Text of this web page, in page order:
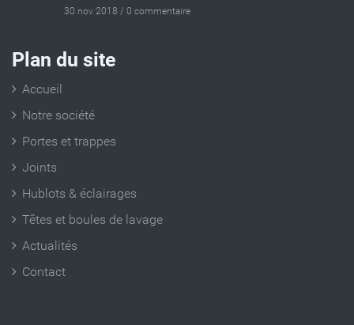
30 nov 2018 / 0 commentaire
Plan du site
Accueil
Notre société
Portes et trappes
Joints
Hublots & éclairages
Têtes et boules de lavage
Actualités
Contact